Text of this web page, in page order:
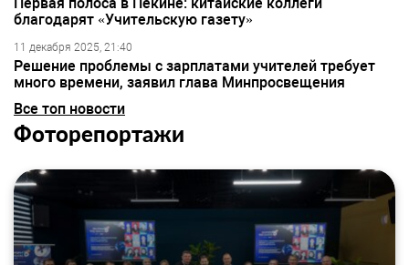
благодарят «Учительскую газету»
11 декабря 2025, 21:40
Решение проблемы с зарплатами учителей требует
много времени, заявил глава Минпросвещения
Все топ новости
Фоторепортажи